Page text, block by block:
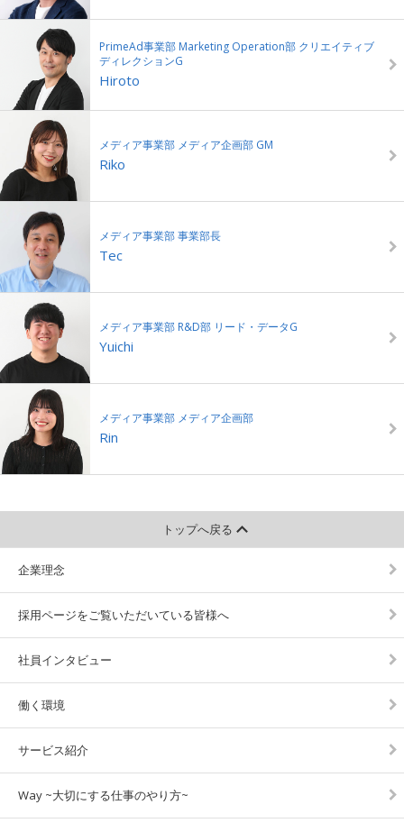
PrimeAd事業部 Marketing Operation部 クリエイティブ
ディレクションG
Hiroto
メディア事業部 メディア企画部 GM
Riko
メディア事業部 事業部長
Tec
メディア事業部 R&D部 リード・データG
Yuichi
メディア事業部 メディア企画部
Rin
トップへ戻る
企業理念
採用ページをご覧いただいている皆様へ
社員インタビュー
働く環境
サービス紹介
Way ~大切にする仕事のやり方~